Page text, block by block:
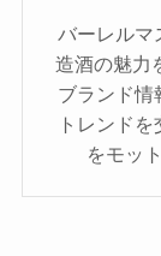
バーレルマ
造酒の魅力
ブランド情
トレンド
をモッ